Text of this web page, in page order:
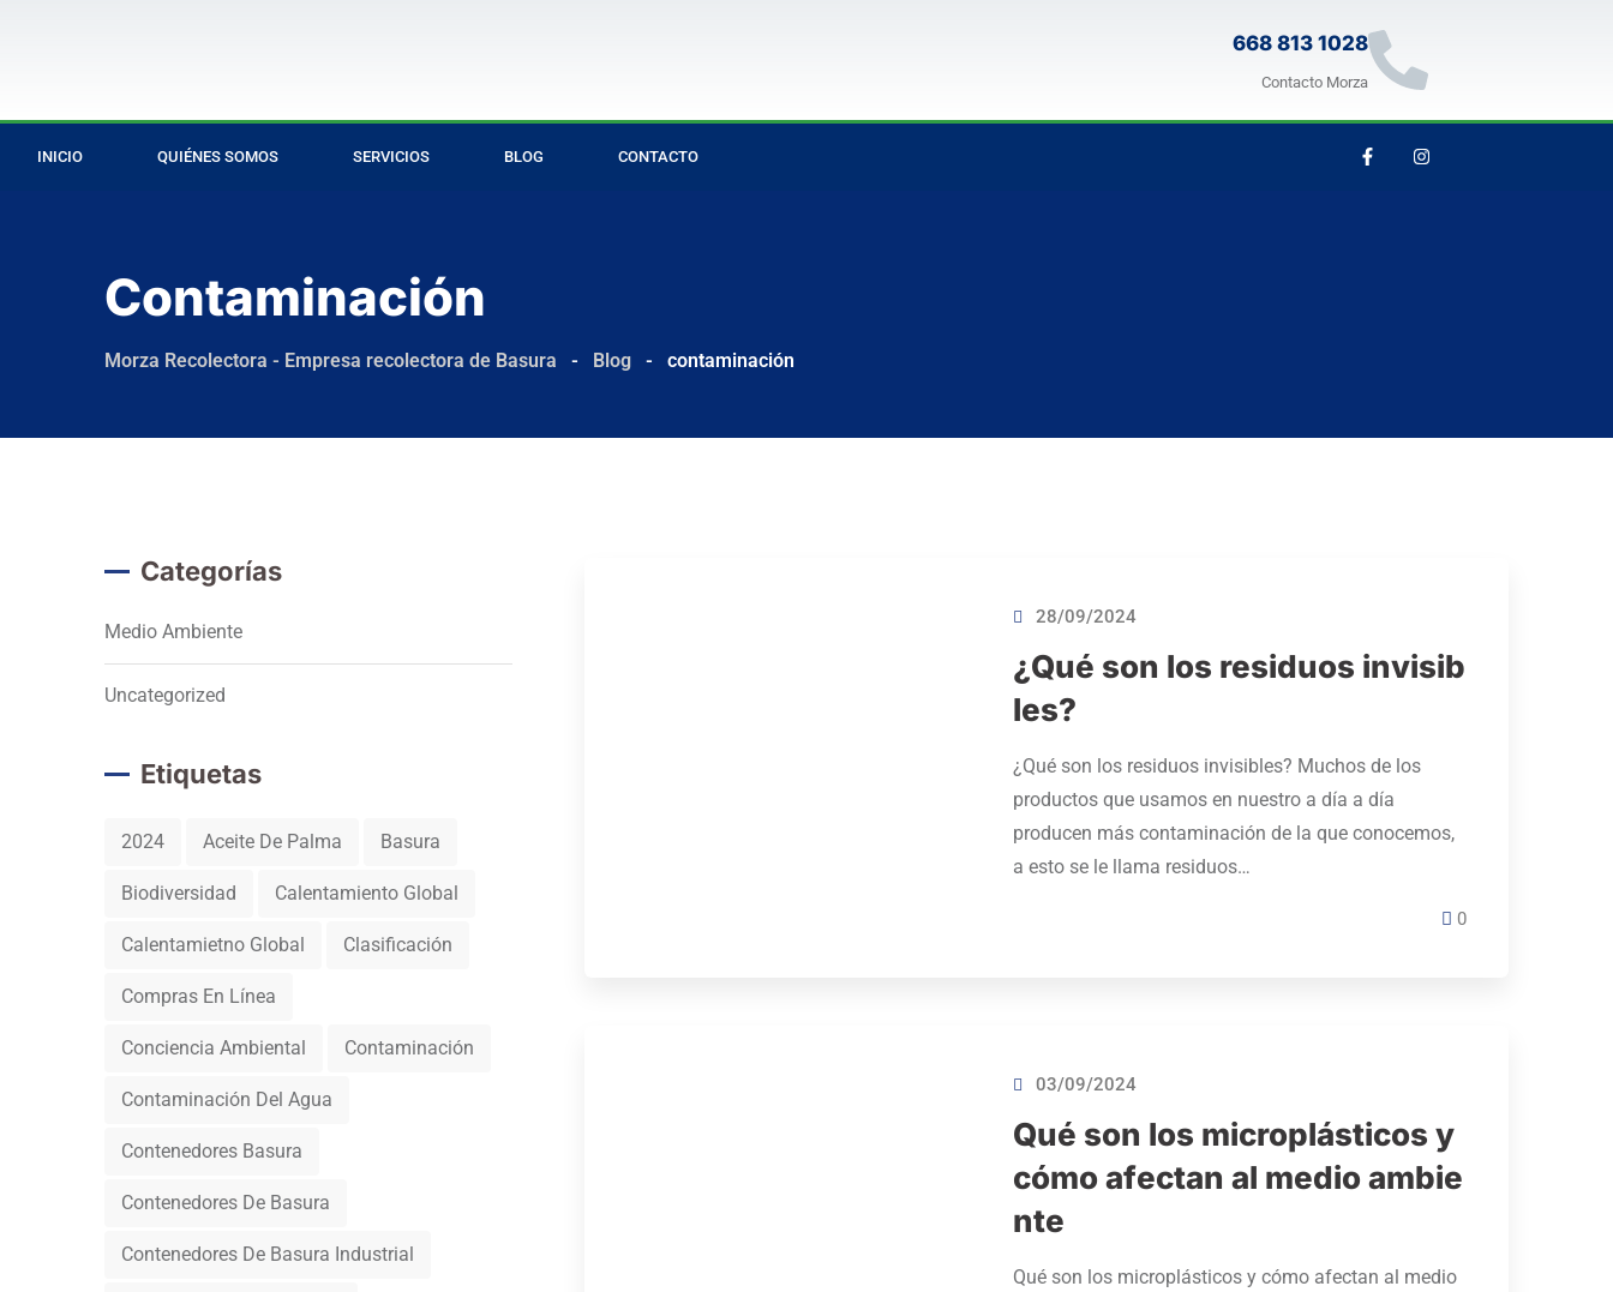
668 813 1028
Contacto Morza
INICIO QUIÉNES SOMOS SERVICIOS BLOG CONTACTO
Contaminación
Morza Recolectora - Empresa recolectora de Basura - Blog - contaminación
Categorías
Medio Ambiente
Uncategorized
Etiquetas
2024 Aceite De Palma Basura
Biodiversidad Calentamiento Global
Calentamietno Global Clasificación
Compras En Línea
Conciencia Ambiental Contaminación
Contaminación Del Agua
Contenedores Basura
Contenedores De Basura
Contenedores De Basura Industrial
28/09/2024
¿Qué son los residuos invisib
les?
¿Qué son los residuos invisibles? Muchos de los
productos que usamos en nuestro a día a día
producen más contaminación de la que conocemos,
a esto se le llama residuos…
0
03/09/2024
Qué son los microplásticos y
cómo afectan al medio ambie
nte
Qué son los microplásticos y cómo afectan al medio